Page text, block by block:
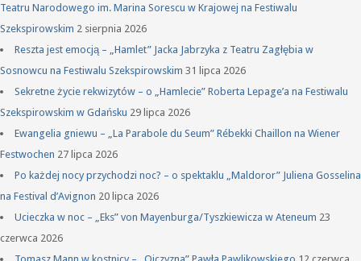
Teatru Narodowego im. Marina Sorescu w Krajowej na Festiwalu
Szekspirowskim 2 sierpnia 2026
Reszta jest emocją – „Hamlet” Jacka Jabrzyka z Teatru Zagłębia w
Sosnowcu na Festiwalu Szekspirowskim 31 lipca 2026
Sekretne życie rekwizytów – o „Hamlecie” Roberta Lepage’a na Festiwalu
Szekspirowskim w Gdańsku 29 lipca 2026
Ewangelia gniewu – „La Parabole du Seum” Rébekki Chaillon na Wiener
Festwochen 27 lipca 2026
Po każdej nocy przychodzi noc? – o spektaklu „Maldoror” Juliena Gosselina
na Festival d’Avignon 20 lipca 2026
Ucieczka w noc – „Eks” von Mayenburga/Tyszkiewicza w Ateneum 23
czerwca 2026